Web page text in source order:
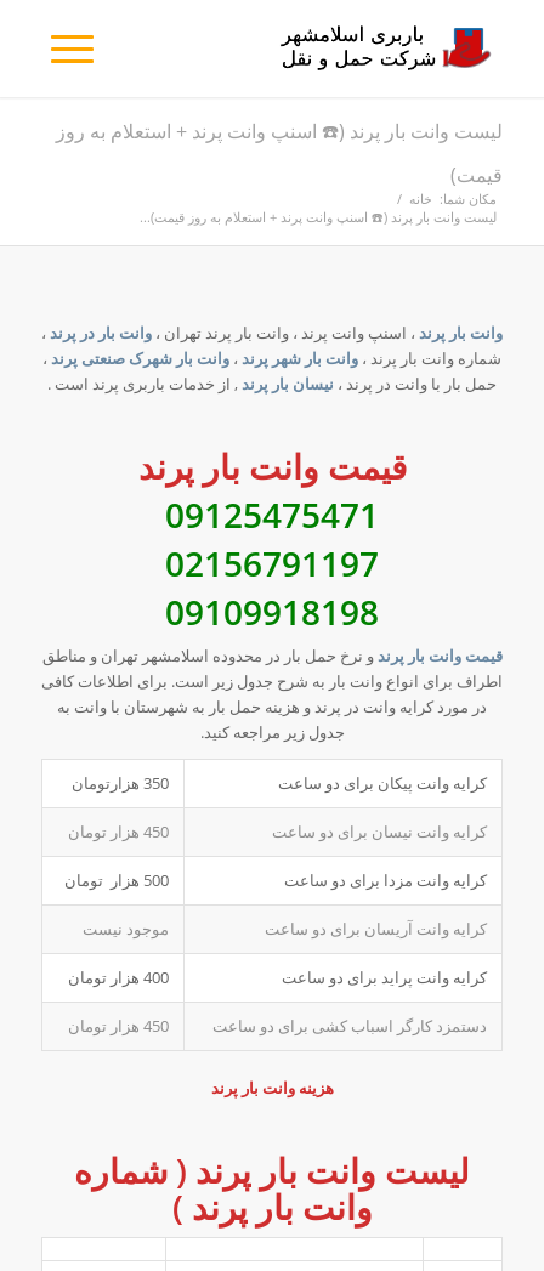
لیست وانت بار پرند (☎️ اسنپ وانت پرند + استعلام به روز
قیمت)
مکان شما: خانه /
لیست وانت بار پرند (☎️ اسنپ وانت پرند + استعلام به روز قیمت)...
وانت بار پرند ، اسنپ وانت پرند ، وانت بار پرند تهران ، وانت بار در پرند ،
شماره وانت بار پرند ، وانت بار شهر پرند ، وانت بار شهرک صنعتی پرند ،
حمل بار با وانت در پرند ، نیسان بار پرند, از خدمات باربری پرند است .
قیمت وانت بار پرند
09125475471
02156791197
09109918198
قیمت وانت بار پرندو نرخ حمل بار در محدوده اسلامشهر تهران و مناطق
اطراف برای انواع وانت بار به شرح جدول زیر است. برای اطلاعات کافی
در مورد کرایه وانت در پرند و هزینه حمل بار به شهرستان با وانت به
جدول زیر مراجعه کنید.
کرایه وانت پیکان برای دو ساعت 350 هزارتومان
کرایه وانت نیسان برای دو ساعت 450 هزار تومان
کرایه وانت مزدا برای دو ساعت 500 هزار تومان
کرایه وانت آریسان برای دو ساعت موجود نیست
کرایه وانت پراید برای دو ساعت 400 هزار تومان
دستمزد کارگر اسباب کشی برای دو ساعت 450 هزار تومان
هزینه وانت بار پرند
لیست وانت بار پرند ( شماره
وانت بار پرند )